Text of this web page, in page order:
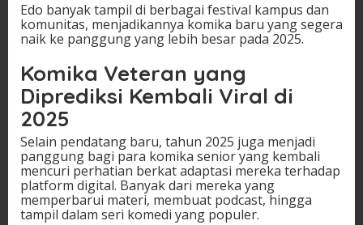
Edo banyak tampil di berbagai festival kampus dan
komunitas, menjadikannya komika baru yang segera
naik ke panggung yang lebih besar pada 2025.
Komika Veteran yang
Diprediksi Kembali Viral di
2025
Selain pendatang baru, tahun 2025 juga menjadi
panggung bagi para komika senior yang kembali
mencuri perhatian berkat adaptasi mereka terhadap
platform digital. Banyak dari mereka yang
memperbarui materi, membuat podcast, hingga
tampil dalam seri komedi yang populer.